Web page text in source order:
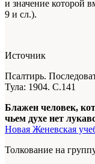
и значение которой
9 и сл.).
Источник
Псалтирь.
Тула: 1904. С.141
Блажен человек,
чьем духе нет
Новая Женевская
Толкование на